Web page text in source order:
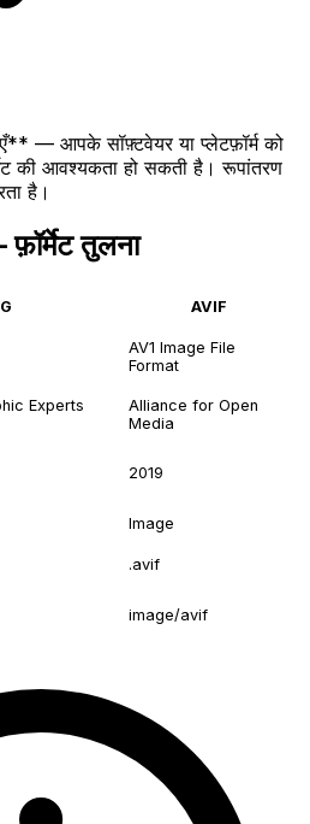
— आपके सॉफ़्टवेयर या प्लेटफ़ॉर्म को
की आवश्यकता हो सकती है। रूपांतरण
है।
तुलना
AVIF
AV1 Image File
Format
Experts
Alliance for Open
Media
2019
Image
.avif
image/avif